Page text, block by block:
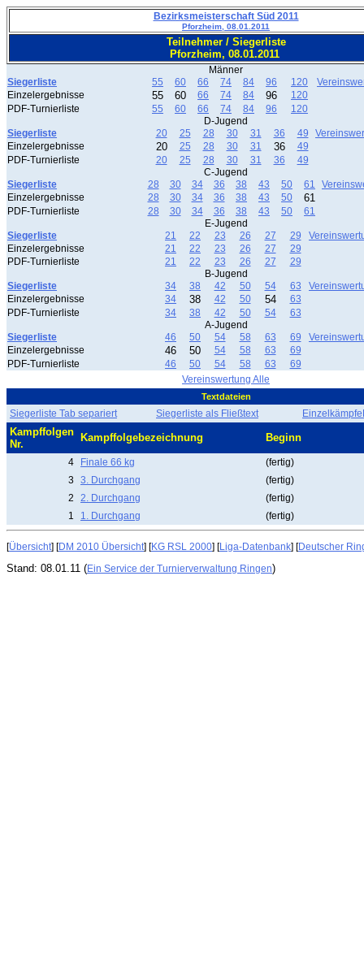
Bezirksmeisterschaft Süd 2011
Pforzheim, 08.01.2011
Teilnehmer / Siegerliste
Pforzheim, 08.01.2011
Männer
Siegerliste
55 60 66 74 84 96 120
Einzelergebnisse
55 60 66 74 84 96
120
PDF-Turnierliste
55 60 66 74 84 96
120
D-Jugend
Siegerliste
20 25 28 30 31 36 49
Einzelergebnisse
20 25 28 30 31 36
49
PDF-Turnierliste
20 25 28 30 31 36
49
C-Jugend
Siegerliste
28 30 34 36 38 43 50 61
Einzelergebnisse
28 30 34 36 38 43 50 61
PDF-Turnierliste 28 30 34 36 38 43 50
61
E-Jugend
Siegerliste
21 22 23 26 27 29
Einzelergebnisse
21 22 23 26 27
29
PDF-Turnierliste
21 22 23 26 27
29
B-Jugend
Siegerliste
34 38 42 50 54 63
Einzelergebnisse
34 38 42 50 54
63
PDF-Turnierliste
34 38 42 50 54
63
A-Jugend
Siegerliste
46 50 54 58 63 69
Einzelergebnisse
46 50 54 58 63
69
PDF-Turnierliste
46 50 54 58 63
69
Vereinswertung Alle
Textdateien
Siegerliste Tab separiert Siegerliste als Fließtext
Kampffolgen
Nr.
Kampffolgebezeichnung Beginn
4 Finale 66 kg
(fertig)
3
3. Durchgang
(fertig)
2
2. Durchgang
(fertig)
1
1. Durchgang (fertig)
[Übersicht] [DM 2010 Übersicht] [KG RSL 2000] [Liga-Datenbank] [Deutscher
Stand: 08.01.11 (Ein Service der Turnierverwaltung Ringen)